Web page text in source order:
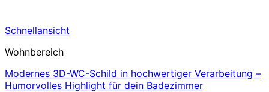
Schnellansicht
Wohnbereich
Modernes 3D-WC-Schild in hochwertiger Verarbeitung –
Humorvolles Highlight für dein Badezimmer